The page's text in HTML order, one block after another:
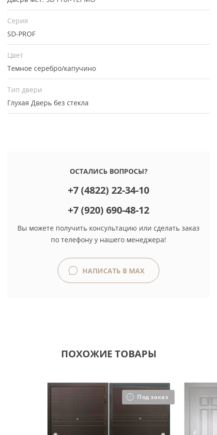
Серия
SD-PROF
Цвет
Темное серебро/капучино
Тип двери
Глухая Дверь без стекла
ОСТАЛИСЬ ВОПРОСЫ?
+7 (4822) 22-34-10
+7 (920) 690-48-12
Вы можете получить консультацию или сделать заказ
по телефону у нашего менеджера!
НАПИСАТЬ В MAX
ПОХОЖИЕ ТОВАРЫ
Под заказ